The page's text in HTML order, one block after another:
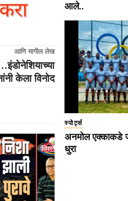
आणि मागील लेख
केला विनोद
आले..
स्पोर्ट्स
अनमोल एक्काकडे
धुरा